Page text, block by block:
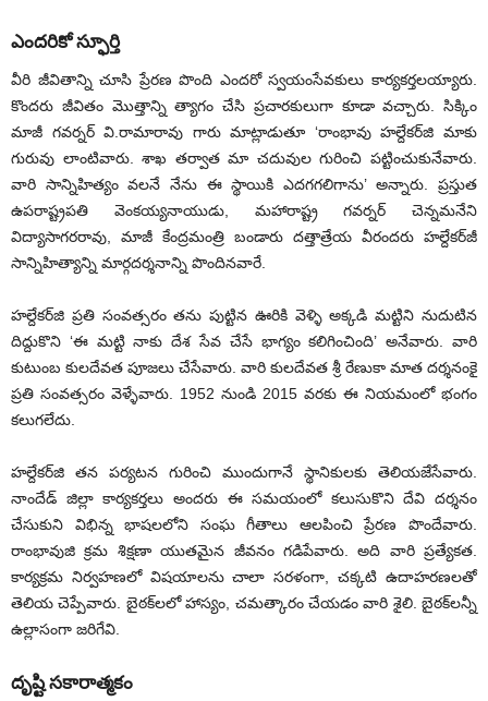
ఎందరికో స్ఫూర్తి
వీరి జీవితాన్ని చూసి ప్రేరణ పొంది ఎందరో స్వయంసేవకులు కార్యకర్తలయ్యారు.
కొందరు జీవితం మొత్తాన్ని త్యాగం చేసి ప్రచారకులుగా కూడా వచ్చారు. సిక్కిం
మాజీ గవర్నర్‌ వి.రామారావు గారు మాట్లాడుతూ ‘రాంభావు హల్దేకర్‌జి మాకు
గురువు లాంటివారు. శాఖ తర్వాత మా చదువుల గురించి పట్టించుకునేవారు.
వారి సాన్నిహిత్యం వలనే నేను ఈ స్థాయికి ఎదగగలిగాను’ అన్నారు. ప్రస్తుత
ఉపరాష్ట్రపతి వెంకయ్యనాయుడు, మహారాష్ట్ర గవర్నర్‌ చెన్నమనేని
విద్యాసాగరరావు, మాజీ కేంద్రమంత్రి బండారు దత్తాత్రేయ వీరందరు హల్దేకర్‌జీ
సాన్నిహిత్యాన్ని మార్గదర్శనాన్ని పొందినవారే.
హల్దేకర్‌జి ప్రతి సంవత్సరం తను పుట్టిన ఊరికి వెళ్ళి అక్కడి మట్టిని నుదుటిన
దిద్దుకొని ‘ఈ మట్టి నాకు దేశ సేవ చేసే భాగ్యం కలిగించింది’ అనేవారు. వారి
కుటుంబ కులదేవత పూజలు చేసేవారు. వారి కులదేవత శ్రీ రేణుకా మాత దర్శనంకై
ప్రతి సంవత్సరం వెళ్ళేవారు. 1952 నుండి 2015 వరకు ఈ నియమంలో భంగం
కలుగలేదు.
హల్దేకర్‌జి తన పర్యటన గురించి ముందుగానే స్థానికులకు తెలియజేసేవారు.
నాందేడ్‌ జిల్లా కార్యకర్తలు అందరు ఈ సమయంలో కలుసుకొని దేవి దర్శనం
చేసుకుని విభిన్న భాషలలోని సంఘ గీతాలు ఆలపించి ప్రేరణ పొందేవారు.
రాంభావుజి క్రమ శిక్షణా యుతమైన జీవనం గడిపేవారు. అది వారి ప్రత్యేకత.
కార్యక్రమ నిర్వహణలో విషయాలను చాలా సరళంగా, చక్కటి ఉదాహరణలతో
తెలియ చెప్పేవారు. బైఠక్‌లలో హాస్యం, చమత్కారం చేయడం వారి శైలి. బైఠక్‌లన్నీ
ఉల్లాసంగా జరిగేవి.
దృష్టి సకారాత్మకం